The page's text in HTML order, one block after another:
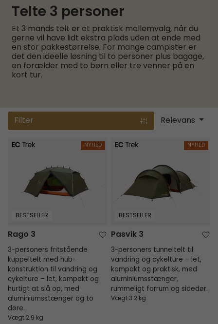
Telte 3 personer
Et 3 mands telt er et praktisk mellemvalg, når du
gerne vil have lidt ekstra plads uden at ende med
en stor pakkestørrelse. For mange campister er
det den ideelle løsning til to personer plus bagage,
en forælder med to børn eller tre venner på en
kort tur.
Filter Relevans
Rago 3 NYHED
BESTSELLER
Rago 3
3-personers fritstående
kuppeltelt med hub-
konstruktion til vandring og
cykelture – let, kompakt og
hurtigt at slå op, med
aluminiumsstænger og to
døre.
Vægt 2.9 kg
Pasvik 3 NYHED
BESTSELLER
Pasvik 3
3-personers tunneltelt til
vandring og cykelture – let,
kompakt og praktisk, med
aluminiumsstænger,
rummeligt forrum og sidedør.
Vægt 3.2 kg